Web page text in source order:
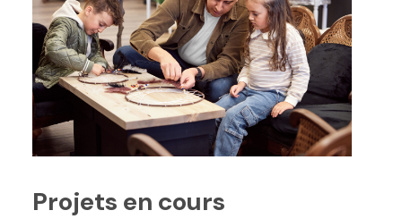
Projets en cours